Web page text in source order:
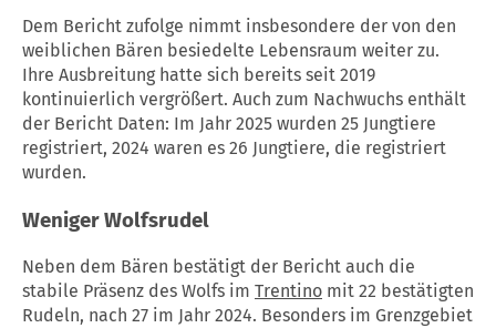
Dem Bericht zufolge nimmt insbesondere der von den
weiblichen Bären besiedelte Lebensraum weiter zu.
Ihre Ausbreitung hatte sich bereits seit 2019
kontinuierlich vergrößert. Auch zum Nachwuchs enthält
der Bericht Daten: Im Jahr 2025 wurden 25 Jungtiere
registriert, 2024 waren es 26 Jungtiere, die registriert
wurden.
Weniger Wolfsrudel
Neben dem Bären bestätigt der Bericht auch die
stabile Präsenz des Wolfs im Trentino mit 22 bestätigten
Rudeln, nach 27 im Jahr 2024. Besonders im Grenzgebiet